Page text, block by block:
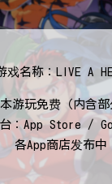
戏名称：LIVE A
游玩免费（内含部
台：App Store /
各App商店发布中